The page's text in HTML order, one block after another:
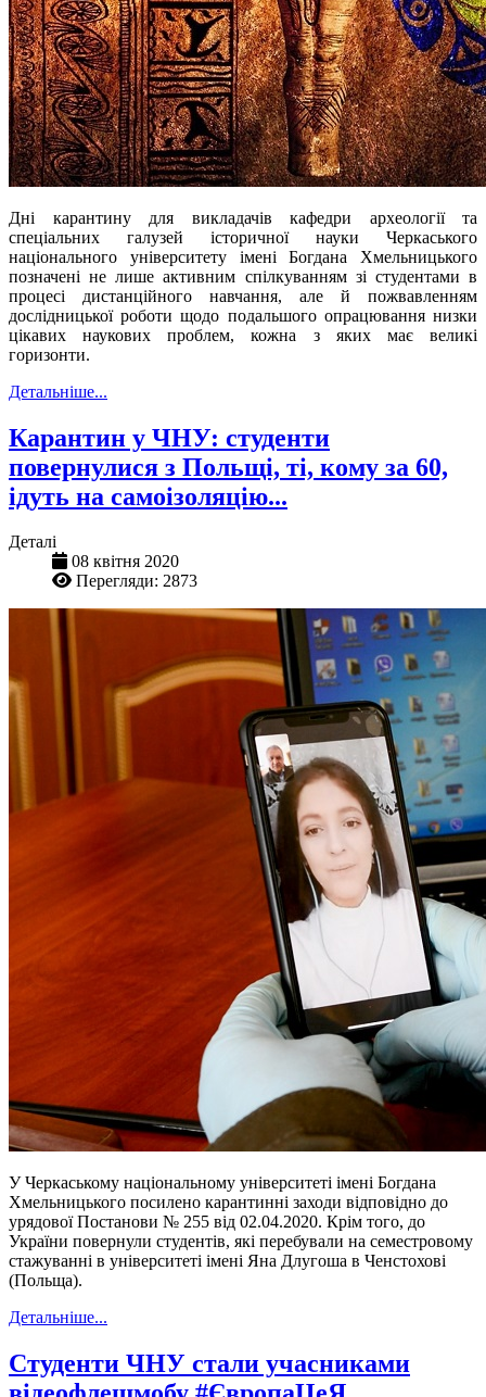
Дні карантину для викладачів кафедри археології та
спеціальних галузей історичної науки Черкаського
національного університету імені Богдана Хмельницького
позначені не лише активним спілкуванням зі студентами в
процесі дистанційного навчання, але й пожвавленням
дослідницької роботи щодо подальшого опрацювання низки
цікавих наукових проблем, кожна з яких має великі
горизонти.
Детальніше...
Карантин у ЧНУ: студенти
повернулися з Польщі, ті, кому за 60,
ідуть на самоізоляцію...
Деталі
08 квітня 2020
Перегляди: 2873
У Черкаському національному університеті імені Богдана
Хмельницького посилено карантинні заходи відповідно до
урядової Постанови № 255 від 02.04.2020. Крім того, до
України повернули студентів, які перебували на семестровому
стажуванні в університеті імені Яна Длугоша в Ченстохові
(Польща).
Детальніше...
Студенти ЧНУ стали учасниками